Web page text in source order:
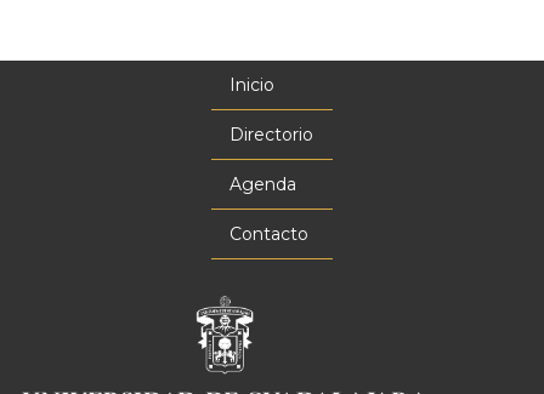
Inicio
Directorio
Agenda
Contacto